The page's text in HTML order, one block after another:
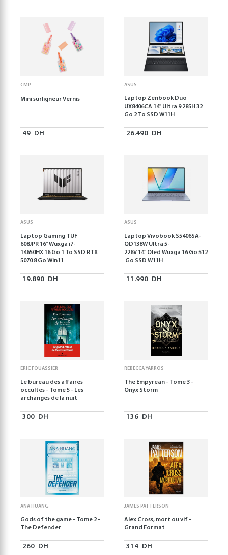
CMP
Mini surligneur Vernis
49 DH
ASUS
Laptop Zenbook Duo
UX8406CA 14'' Ultra 9 285H 32
Go 2 To SSD W11H
26.490 DH
ASUS
Laptop Gaming TUF
608JPR 16'' Wuxga i7-
14650HX 16 Go 1 To SSD RTX
5070 8 Go Win11
19.890 DH
ASUS
Laptop Vivobook S5406SA-
QD138W Ultra 5-
226V 14" Oled Wuxga 16 Go 512
Go SSD W11H
11.990 DH
ERIC FOUASSIER
Le bureau des affaires
occultes - Tome 5 - Les
archanges de la nuit
300 DH
REBECCA YARROS
The Empyrean - Tome 3 -
Onyx Storm
136 DH
ANA HUANG
Gods of the game - Tome 2 -
The Defender
260 DH
JAMES PATTERSON
Alex Cross, mort ou vif -
Grand Format
314 DH